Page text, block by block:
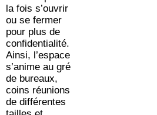
la fois s’ouvrir
ou se fermer
pour plus de
confidentialité.
Ainsi, l’espace
s’anime au gré
de bureaux,
coins réunions
de différentes